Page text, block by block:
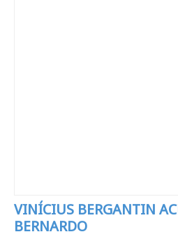
VINÍCIUS BERGANTIN
BERNARDO